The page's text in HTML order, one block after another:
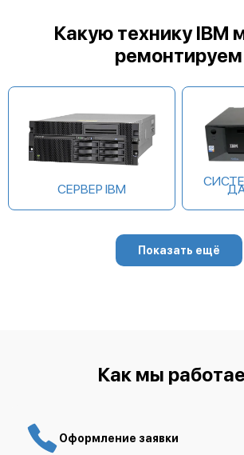
IBM FlashSystem 5035
Какую технику IBM
ремонтируем
СЕРВЕР IBM
Показать ещё
Как мы
Оформление заявки